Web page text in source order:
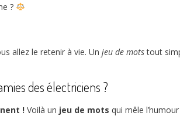
?
allez le retenir à vie. Un jeu de motstout
des électriciens ?
! Voilà un jeu de mots qui mêle